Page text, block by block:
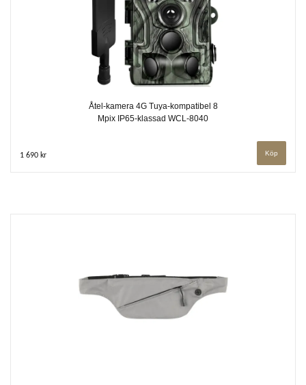
Åtel-kamera 4G Tuya-kompatibel 8
Mpix IP65-klassad WCL-8040
1 690 kr